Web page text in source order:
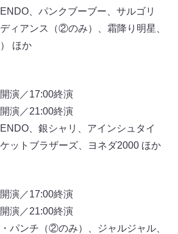
、パンクブーブー、サルゴリ
ィアンス（②のみ）、霜降り明星、
ほか
演／17:00終演
演／21:00終演
、銀シャリ、アインシュタイ
ットブラザーズ、ヨネダ2000 ほか
演／17:00終演
演／21:00終演
パンチ（②のみ）、ジャルジャル、